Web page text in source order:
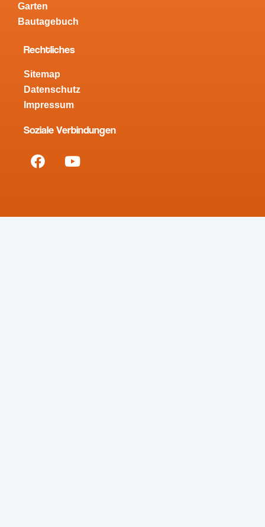
Garten
Bautagebuch
Rechtliches
Sitemap
Datenschutz
Impressum
Soziale Verbindungen